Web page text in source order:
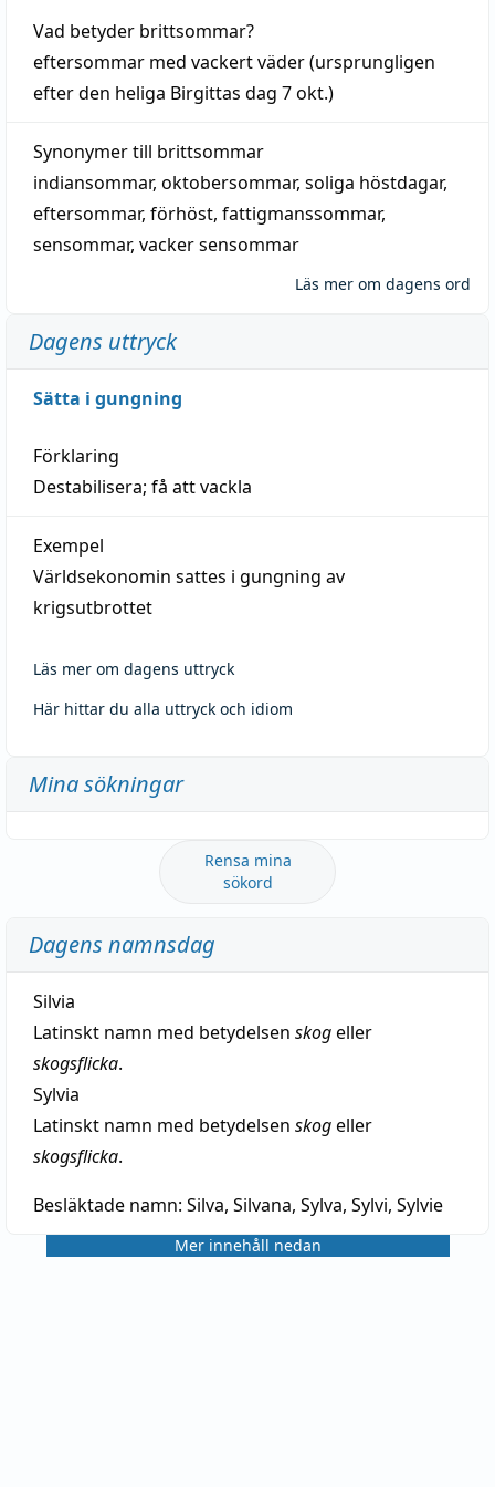
Vad betyder brittsommar?
eftersommar med vackertväder(ursprungligen
efter den heliga Birgittas dag 7 okt.)
Synonymer till brittsommar
indiansommar, oktobersommar, soliga höstdagar,
eftersommar, förhöst, fattigmanssommar,
sensommar, vacker sensommar
Läs mer om dagens ord
Dagens uttryck
Sätta i gungning
Förklaring
Destabilisera; få att vackla
Exempel
Världsekonomin sattes i gungning av
krigsutbrottet
Läs mer om dagens uttryck
Här hittar du alla uttryck och idiom
Mina sökningar
Rensa mina
sökord
Dagens namnsdag
Silvia
Latinskt namn med betydelsen skogeller
skogsflicka.
Sylvia
Latinskt namn med betydelsen skogeller
skogsflicka.
Besläktade namn: Silva, Silvana, Sylva, Sylvi, Sylvie
Mer innehåll nedan